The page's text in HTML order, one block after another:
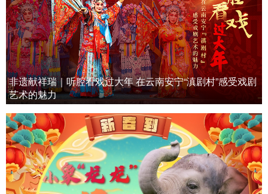
非遗献祥瑞｜听腔看戏过大年 在云南安宁“滇剧村”感受戏剧
艺术的魅力